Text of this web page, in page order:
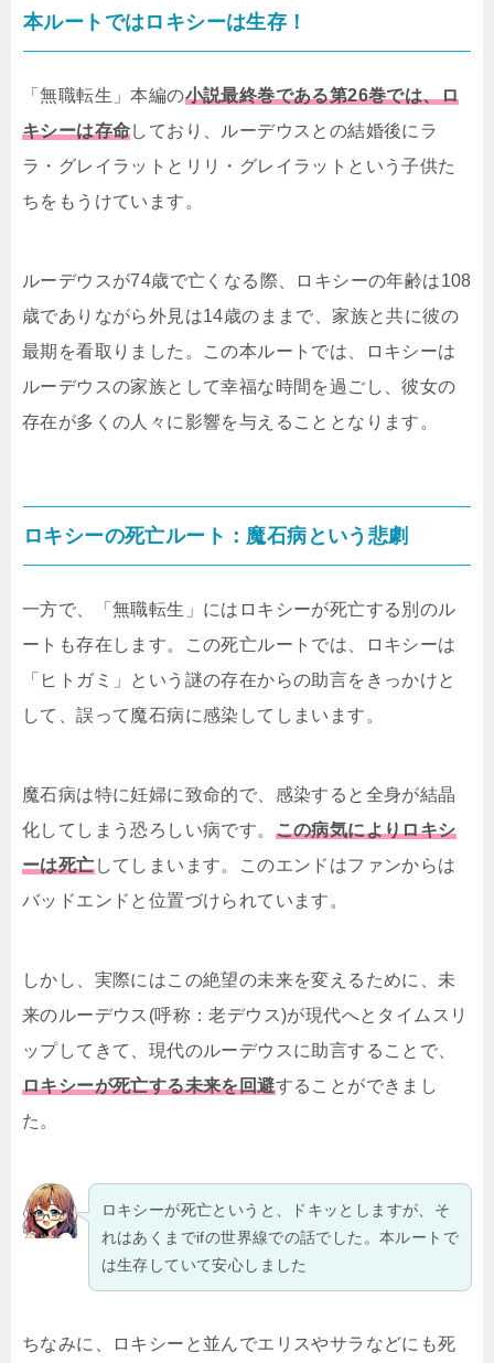
本ルートではロキシーは生存！
「無職転生」本編の小説最終巻である第26巻では、ロ
キシーは存命しており、ルーデウスとの結婚後にラ
ラ・グレイラットとリリ・グレイラットという子供た
ちをもうけています。
ルーデウスが74歳で亡くなる際、ロキシーの年齢は108
歳でありながら外見は14歳のままで、家族と共に彼の
最期を看取りました。この本ルートでは、ロキシーは
ルーデウスの家族として幸福な時間を過ごし、彼女の
存在が多くの人々に影響を与えることとなります。
ロキシーの死亡ルート：魔石病という悲劇
一方で、「無職転生」にはロキシーが死亡する別のル
ートも存在します。この死亡ルートでは、ロキシーは
「ヒトガミ」という謎の存在からの助言をきっかけと
して、誤って魔石病に感染してしまいます。
魔石病は特に妊婦に致命的で、感染すると全身が結晶
化してしまう恐ろしい病です。 この病気によりロキシ
ーは死亡してしまいます。このエンドはファンからは
バッドエンドと位置づけられています。
しかし、実際にはこの絶望の未来を変えるために、未
来のルーデウス(呼称：老デウス)が現代へとタイムスリ
ップしてきて、現代のルーデウスに助言することで、
ロキシーが死亡する未来を回避することができまし
た。
ロキシーが死亡というと、ドキッとしますが、そ
れはあくまでifの世界線での話でした。本ルートで
は生存していて安心しました
ちなみに、ロキシーと並んでエリスやサラなどにも死